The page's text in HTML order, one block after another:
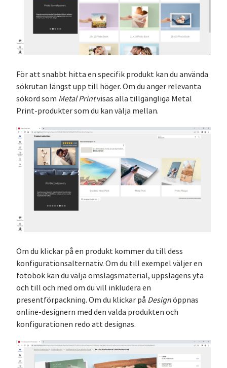
För att snabbt hitta en specifik produkt kan du använda
sökrutan längst upp till höger. Om du anger relevanta
sökord som Metal Printvisas alla tillgängliga Metal
Print-produkter som du kan välja mellan.
Om du klickar på en produkt kommer du till dess
konfigurationsalternativ. Om du till exempel väljer en
fotobok kan du välja omslagsmaterial, uppslagens yta
och till och med om du vill inkludera en
presentförpackning. Om du klickar på Designöppnas
online-designern med den valda produkten och
konfigurationen redo att designas.